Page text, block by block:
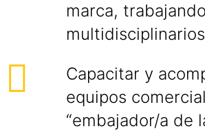
marca,
Capacitar y
equipos
“embajador/a de